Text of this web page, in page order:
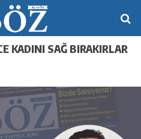
KADINI SAĞ BIRAKIRLAR